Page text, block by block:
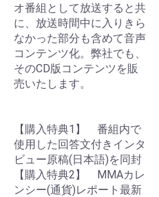
オ番組として放送すると共
に、放送時間中に入りきら
なかった部分も含めて音声
コンテンツ化。弊社でも、
そのCD版コンテンツを販
売いたします。
【購入特典1】 番組内で
使用した回答文付きインタ
ビュー原稿(日本語)を同封
【購入特典2】 MMAカレ
ンシー(通貨)レポート最新